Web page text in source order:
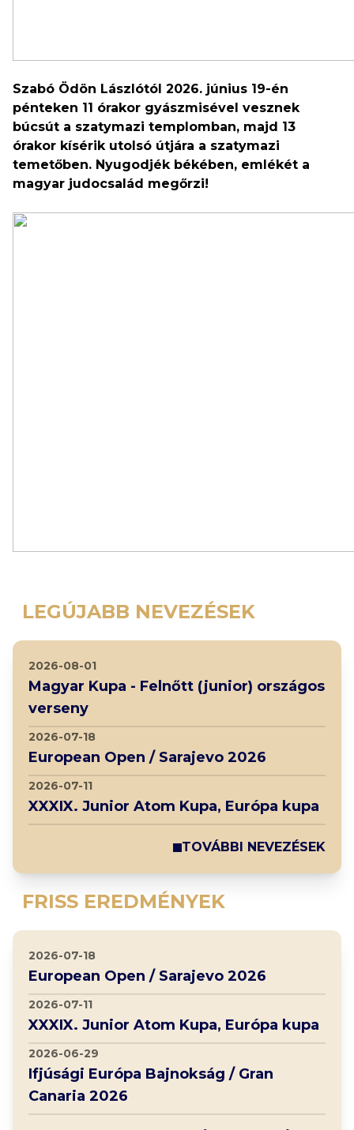
Szabó Ödön Lászlótól 2026. június 19-én
pénteken 11 órakor gyászmisével vesznek
búcsút a szatymazi templomban, majd 13
órakor kísérik utolsó útjára a szatymazi
temetőben. Nyugodjék békében, emlékét a
magyar judocsalád megőrzi!
LEGÚJABB NEVEZÉSEK
FRISS EREDMÉNYEK
2026-08-01
Magyar Kupa - Felnőtt (junior) országos
verseny
2026-07-18
European Open / Sarajevo 2026
2026-07-11
XXXIX. Junior Atom Kupa, Európa kupa
TOVÁBBI NEVEZÉSEK
2026-07-18
European Open / Sarajevo 2026
2026-07-11
XXXIX. Junior Atom Kupa, Európa kupa
2026-06-29
Ifjúsági Európa Bajnokság / Gran
Canaria 2026